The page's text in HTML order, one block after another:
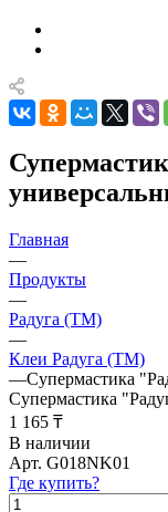
Главная
—
Продукты
—
Радуга (ТМ)
—
Клеи Радуга (ТМ)
—Супермастика
Супермастика
1 165 ₸
В наличии
Арт. G018NK01
Где купить?